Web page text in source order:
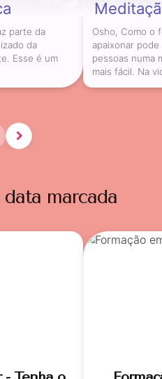
parte da
da
Esse é um
Osho, Como o
apaixonar
pessoas numa
mais fácil. Na
marcada